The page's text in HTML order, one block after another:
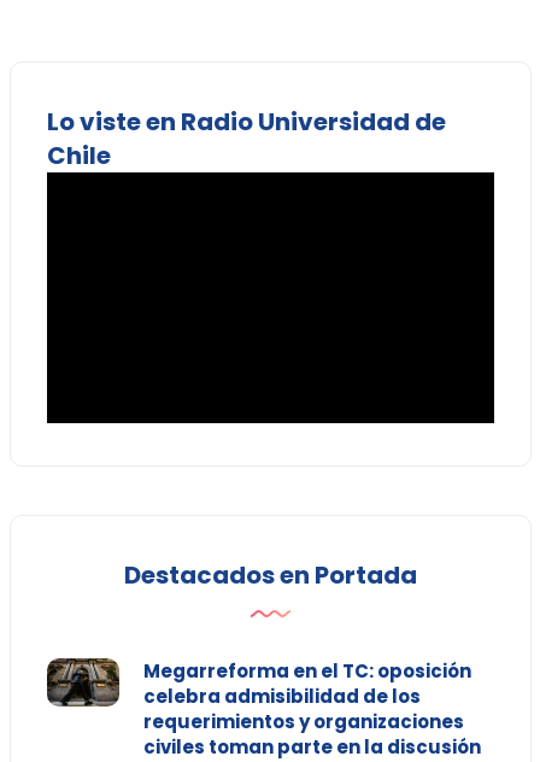
Lo viste en Radio Universidad de
Chile
Destacados en Portada
Megarreforma en el TC: oposición
celebra admisibilidad de los
requerimientos y organizaciones
civiles toman parte en la discusión